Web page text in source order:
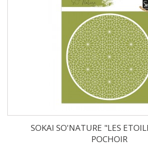
SOKAI SO'NATURE "LES
POCHOIR